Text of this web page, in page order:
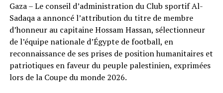
Gaza – Le conseil d’administration du Club sportif Al-
Sadaqa a annoncé l’attribution du titre de membre
d’honneur au capitaine Hossam Hassan, sélectionneur
de l’équipe nationale d’Égypte de football, en
reconnaissance de ses prises de position humanitaires et
patriotiques en faveur du peuple palestinien, exprimées
lors de la Coupe du monde 2026.